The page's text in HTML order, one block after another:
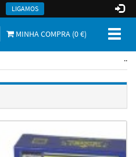
LIGAMOS
MINHA COMPRA (0€)
..